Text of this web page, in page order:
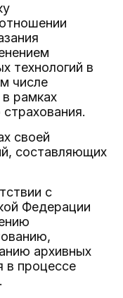
технологий в
числе
в рамках
своей
составляющих
с
Федерации
архивных
в процессе